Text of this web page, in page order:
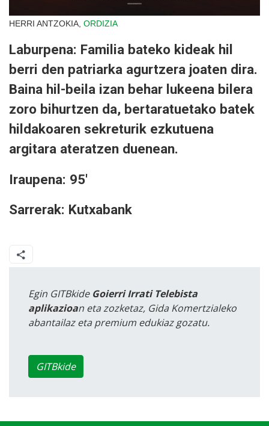
HERRI ANTZOKIA, ORDIZIA
Laburpena: Familia bateko kideak hil
berri den patriarka agurtzera joaten dira.
Baina hil-beila izan behar lukeena bilera
zoro bihurtzen da, bertaratuetako batek
hildakoaren sekreturik ezkutuena
argitara ateratzen duenean.
Iraupena: 95'
Sarrerak: Kutxabank
Egin GITBkide Goierri Irrati Telebista
aplikazioan eta zozketaz, Gida Komertzialeko
abantailaz eta premium edukiaz gozatu.
GITBkide